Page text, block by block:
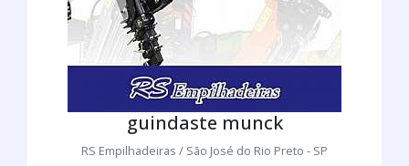
guindaste munck
RS Empilhadeiras / São José do Rio Preto - SP